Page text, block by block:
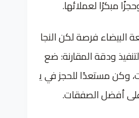
مبكرًا لعملائها.
فرصة لكن النجا
ودقة المقارنة: ضع
وكن مستعدًا للحجز في ي
أفضل الصفقات.